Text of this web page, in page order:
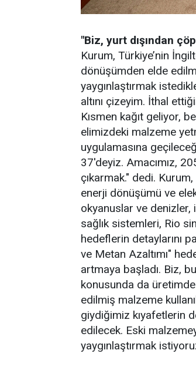
"Biz, yurt dışından
Kurum, Türkiye’nin
dönüşümden elde
yaygınlaştırmak
altını çizeyim. İthal
Kısmen kağıt geliyor,
elimizdeki malzeme
uygulamasına
37'deyiz. Amacımız,
çıkarmak." dedi.
enerji dönüşümü ve
okyanuslar ve denizler,
sağlık sistemleri, Rio
hedeflerin detaylarını
ve Metan Azaltımı"
artmaya başladı. Biz,
konusunda da
edilmiş malzeme
giydiğimiz kıyafetlerin
edilecek. Eski
yaygınlaştırmak